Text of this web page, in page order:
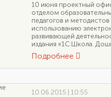
10 июня проектный
отделом
педагогов и
использованию
развивающей
издания «1С:Школа.
Подробнее
10.06.2015 | 10:55